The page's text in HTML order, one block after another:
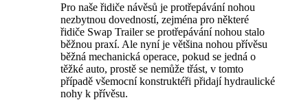
Pro naše řidiče návěsů je protřepávání nohou
nezbytnou dovedností, zejména pro některé
řidiče Swap Trailer se protřepávání nohou stalo
běžnou praxí. Ale nyní je většina nohou přívěsu
běžná mechanická operace, pokud se jedná o
těžké auto, prostě se nemůže třást, v tomto
případě všemocní konstruktéři přidají hydraulické
nohy k přívěsu.